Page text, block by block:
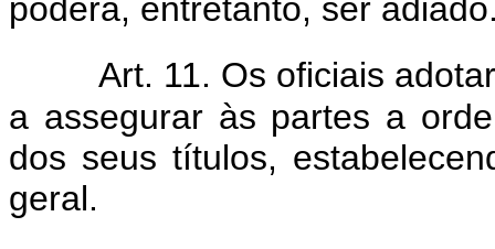
poderá, entretanto, ser
Art. 11. Os oficiais
a assegurar às partes a
dos seus títulos,
geral.